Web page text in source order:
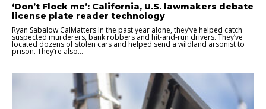
‘Don’t Flock me’: California, U.S. lawmakers debate
license plate reader technology
Ryan Sabalow CalMatters In the past year alone, they’ve helped catch
suspected murderers, bank robbers and hit-and-run drivers. They’ve
located dozens of stolen cars and helped send a wildland arsonist to
prison. They’re also...